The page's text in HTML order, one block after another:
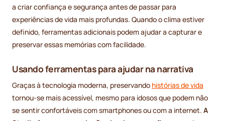
a criar confiança e segurança antes de passar para
experiências de vida mais profundas. Quando o clima estiver
definido, ferramentas adicionais podem ajudar a capturar e
preservar essas memórias com facilidade.
Usando ferramentas para ajudar na narrativa
Graças à tecnologia moderna, preservando histórias de vida
tornou-se mais acessível, mesmo para idosos que podem não
se sentir confortáveis com smartphones ou com a internet. A